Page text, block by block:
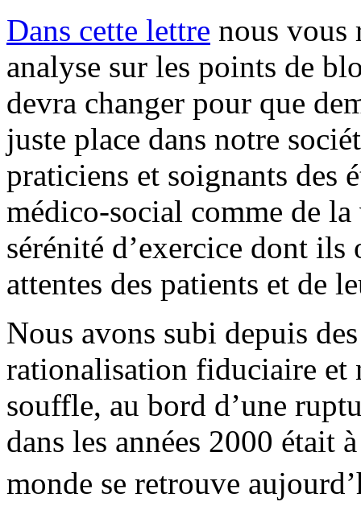
Dans cette lettre nous vous
analyse sur les points de
devra changer pour que
juste place dans notre
praticiens et soignants des
médico-social comme de
sérénité d’exercice dont
attentes des patients et de
Nous avons subi depuis
rationalisation fiduciaire et
souffle, au bord d’une
dans les années 2000 était
monde se retrouve